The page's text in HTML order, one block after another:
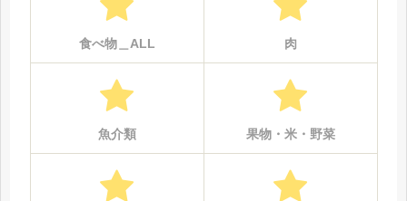
食べ物＿ALL 肉
魚介類 果物・米・野菜